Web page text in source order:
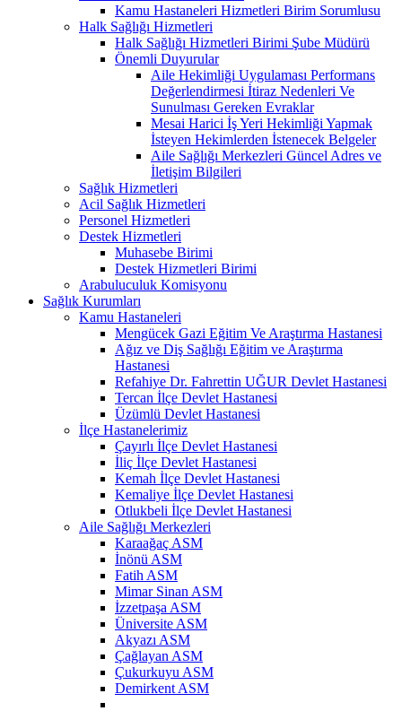
Kamu Hastaneleri Hizmetleri Birim Sorumlusu
Halk Sağlığı Hizmetleri
Halk Sağlığı Hizmetleri Birimi Şube Müdürü
Önemli Duyurular
Aile Hekimliği Uygulaması Performans
Değerlendirmesi İtiraz Nedenleri Ve
Sunulması Gereken Evraklar
Mesai Harici İş Yeri Hekimliği Yapmak
İsteyen Hekimlerden İstenecek Belgeler
Aile Sağlığı Merkezleri Güncel Adres ve
İletişim Bilgileri
Sağlık Hizmetleri
Acil Sağlık Hizmetleri
Personel Hizmetleri
Destek Hizmetleri
Muhasebe Birimi
Destek Hizmetleri Birimi
Arabuluculuk Komisyonu
Sağlık Kurumları
Kamu Hastaneleri
Mengücek Gazi Eğitim Ve Araştırma Hastanesi
Ağız ve Diş Sağlığı Eğitim ve Araştırma
Hastanesi
Refahiye Dr. Fahrettin UĞUR Devlet Hastanesi
Tercan İlçe Devlet Hastanesi
Üzümlü Devlet Hastanesi
İlçe Hastanelerimiz
Çayırlı İlçe Devlet Hastanesi
İliç İlçe Devlet Hastanesi
Kemah İlçe Devlet Hastanesi
Kemaliye İlçe Devlet Hastanesi
Otlukbeli İlçe Devlet Hastanesi
Aile Sağlığı Merkezleri
Karaağaç ASM
İnönü ASM
Fatih ASM
Mimar Sinan ASM
İzzetpaşa ASM
Üniversite ASM
Akyazı ASM
Çağlayan ASM
Çukurkuyu ASM
Demirkent ASM